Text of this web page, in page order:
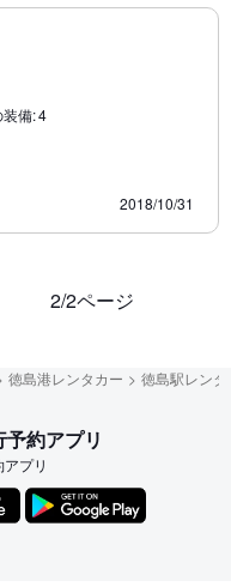
備:4
2018/10/31
2/2ページ
徳島港レンタカー 徳島駅レンタ
約アプリ
プリ